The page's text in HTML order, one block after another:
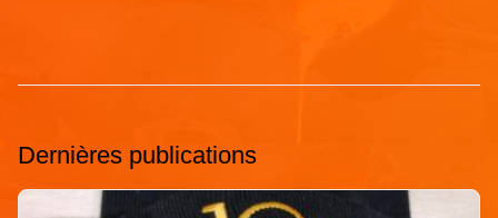
Dernières publications